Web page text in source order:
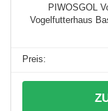
PIWOSGOL
Vogelfutterhaus